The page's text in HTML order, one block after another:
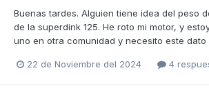
Buenas tardes. Alguien tiene idea del peso
de la superdink 125. He roto mi motor, y
uno en otra comunidad y necesito este dato
22 de Noviembre del 2024 4